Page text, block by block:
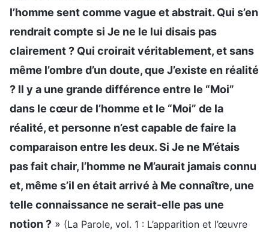
l’homme sent comme vague et abstrait. Qui s’en
rendrait compte si Je ne le lui disais pas
clairement ? Qui croirait véritablement, et sans
même l’ombre d’un doute, que J’existe en réalité
? Il y a une grande différence entre le “Moi”
dans le cœur de l’homme et le “Moi” de la
réalité, et personne n’est capable de faire la
comparaison entre les deux. Si Je ne M’étais
pas fait chair, l’homme ne M’aurait jamais connu
et, même s’il en était arrivé à Me connaître, une
telle connaissance ne serait-elle pas une
notion ? » (La Parole, vol. 1 : L’apparition et l’œuvre